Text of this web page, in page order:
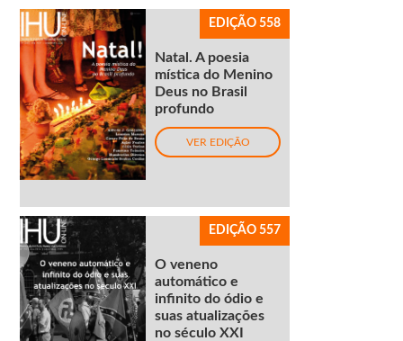
EDIÇÃO 558
Natal. A poesia
mística do Menino
Deus no Brasil
profundo
VER EDIÇÃO
EDIÇÃO 557
O veneno
automático e
infinito do ódio e
suas atualizações
no século XXI